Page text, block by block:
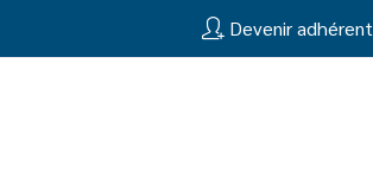
Devenir adhérent